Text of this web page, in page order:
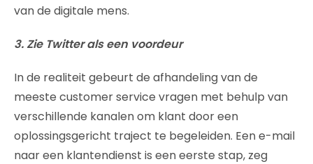
van de digitale mens.
3. Zie Twitter als een voordeur
In de realiteit gebeurt de afhandeling van de
meeste customer service vragen met behulp van
verschillende kanalen om klant door een
oplossingsgericht traject te begeleiden. Een e-mail
naar een klantendienst is een eerste stap, zeg